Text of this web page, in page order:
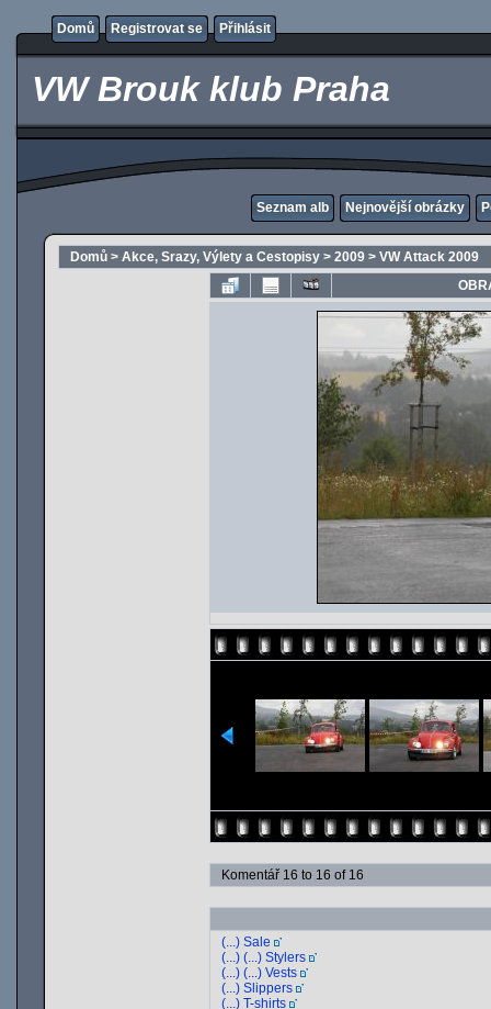
Domů Registrovat se Přihlásit
VW Brouk klub Praha
Seznam alb Nejnovější obrázky
Domů > Akce, Srazy, Výlety a Cestopisy > 2009 > VW Attack 2009
Komentář 16 to 16 of 16
(...) Sale
(...) (...) Stylers
(...) (...) Vests
(...) Slippers
(...) T-shirts